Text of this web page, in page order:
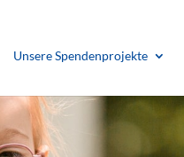
Unsere Spendenprojekte